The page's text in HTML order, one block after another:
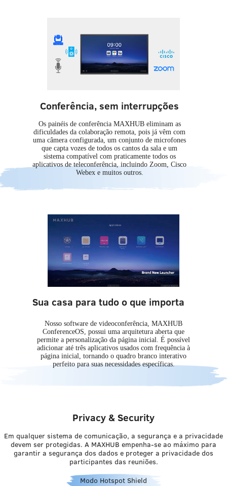
Conferência, sem interrupções
Os painéis de conferência MAXHUB eliminam as
dificuldades da colaboração remota, pois já vêm com
uma câmera configurada, um conjunto de microfones
que capta vozes de todos os cantos da sala e um
sistema compatível com praticamente todos os
aplicativos de teleconferência, incluindo Zoom, Cisco
Webex e muitos outros.
Sua casa para tudo o que importa
Nosso software de videoconferência, MAXHUB
ConferenceOS, possui uma arquitetura aberta que
permite a personalização da página inicial. É possível
adicionar até três aplicativos usados com frequência à
página inicial, tornando o quadro branco interativo
perfeito para suas necessidades específicas.
Privacy & Security
Em qualquer sistema de comunicação, a segurança e a privacidade
devem ser protegidas. A MAXHUB empenha-se ao máximo para
garantir a segurança dos dados e proteger a privacidade dos
participantes das reuniões.
Modo Hotspot Shield